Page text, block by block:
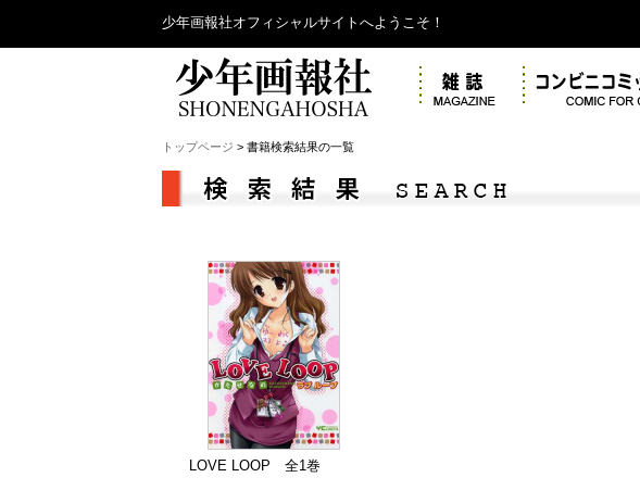
少年画報社オフィシャルサイトへようこそ！
トップページ > 書籍検索結果の一覧
LOVE LOOP 全1巻